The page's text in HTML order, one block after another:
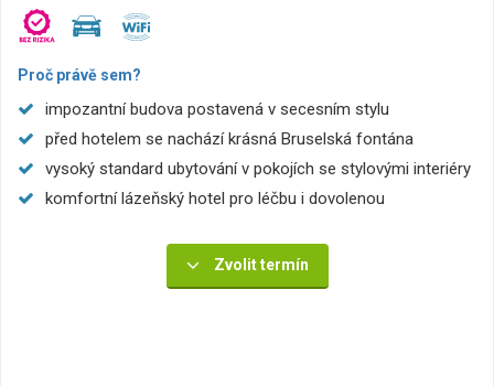
Proč právě sem?
impozantní budova postavená v secesním stylu
před hotelem se nachází krásná Bruselská fontána
vysoký standard ubytování v pokojích se stylovými interiéry
komfortní lázeňský hotel pro léčbu i dovolenou
Zvolit termín